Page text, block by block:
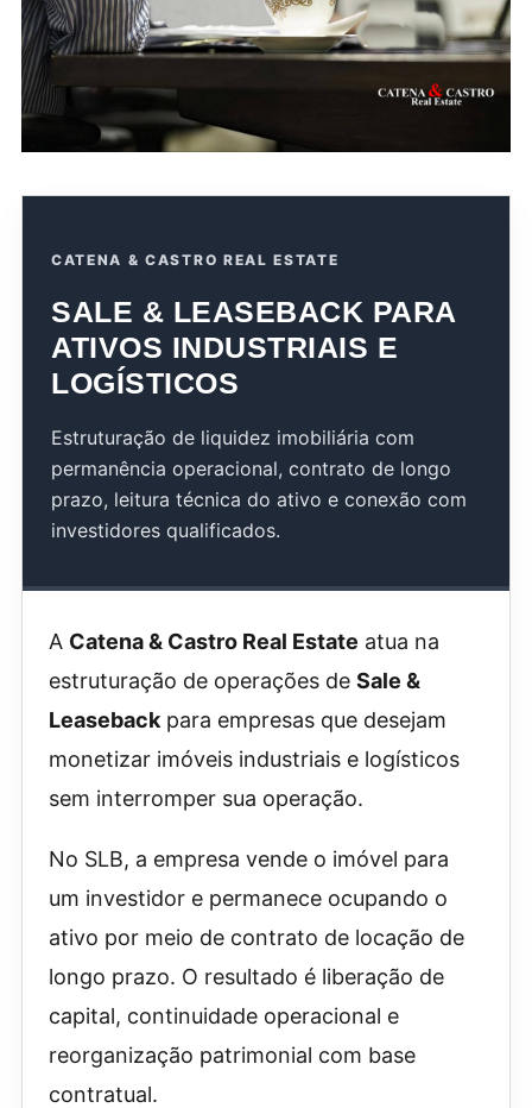
CATENA & CASTRO REAL ESTATE
SALE & LEASEBACK PARA
ATIVOS INDUSTRIAIS E
LOGÍSTICOS
Estruturação de liquidez imobiliária com
permanência operacional, contrato de longo
prazo, leitura técnica do ativo e conexão com
investidores qualificados.
A Catena & Castro Real Estate atua na
estruturação de operações de Sale &
Leaseback para empresas que desejam
monetizar imóveis industriais e logísticos
sem interromper sua operação.
No SLB, a empresa vende o imóvel para
um investidor e permanece ocupando o
ativo por meio de contrato de locação de
longo prazo. O resultado é liberação de
capital, continuidade operacional e
reorganização patrimonial com base
contratual.